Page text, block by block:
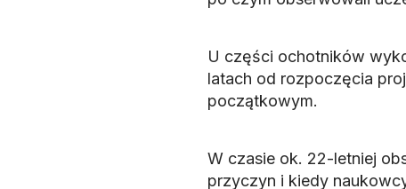
U części ochotników
latach od rozpoczęcia
początkowym.
W czasie ok. 22-letniej
przyczyn i kiedy